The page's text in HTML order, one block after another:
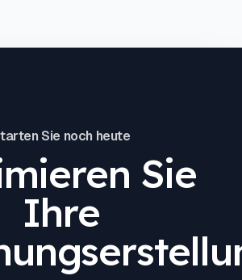
Sie noch heute
Sie
Ihre